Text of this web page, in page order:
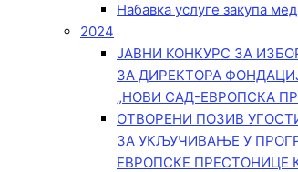
Набавка услуге закупа
2024
ЈАВНИ КОНКУРС ЗА
ЗА ДИРЕКТОРА
„НОВИ САД-ЕВРОПСКА
ОТВОРЕНИ ПОЗИВ
ЗА УКЉУЧИВАЊЕ У
ЕВРОПСКЕ ПРЕСТОНИЦЕ